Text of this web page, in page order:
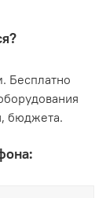
Бесплатно
бюджета.